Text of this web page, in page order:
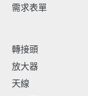
需求表單
轉接頭
放大器
天線